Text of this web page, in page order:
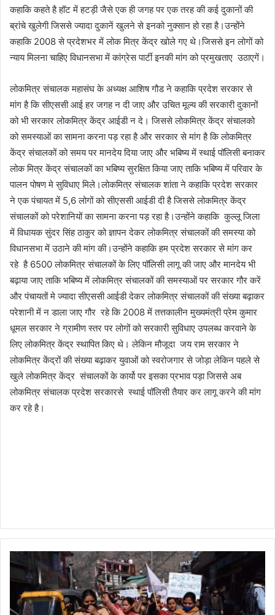
कहाकि कहते है हॉट में हटड़ी जैसे एक ही जगह पर एक तरह की कई दुकानों की
ब्रांचे खुलेगी जिससे ज्यादा दुकानें खुलने से इनको नुक्सान हो रहा है।उन्होंने
कहाकि 2008 से प्रदेशभर में लोक मित्र केंद्र खोले गए थे।जिससे इन लोगों को
न्याय मिलना चाहिए विधानसभा में कांग्रेस पार्टी इनकी मांग को प्रमुखताए उठाएगें।
लोकमित्र संचालक महासंघ के अध्यक्ष आशिष गौड ने कहाकि प्रदेश सरकार से
मांग है कि सीएससी आई हर जगह न दी जाए और उचित मूल्य की सरकारी दुकानों
को भी सरकार लोकमित्र केंद्र आईडी न दे। जिससे लोकमित्र केंद्र संचालको
को समस्याओं का सामना करना पड़ रहा है और सरकार से मांग है कि लोकमित्र
केंद्र संचालकों को समय पर मानदेय दिया जाए और भबिष्य में स्थाई पॉलिसी बनाकर
लोक मित्र केंद्र संचालकों का भबिष्य सुरक्षित किया जाए ताकि भबिष्य में परिवार के
पालन पोषण मे सुविधाए मिले।लोकमित्र संचालक शांता ने कहाकि प्रदेश सरकार
ने एक पंचायत में 5,6 लोगों को सीएससी आईडी दी है जिससे लोकमित्र केंद्र
संचालकों को परेशानियों का सामना करना पड़ रहा है।उन्होंने कहाकि कुल्लू जिला
में विधायक सुंदर सिंह ठाकुर को ज्ञापन देकर लोकमित्र संचालकों की समस्या को
विधानसभा में उठाने की मांग की।उन्होंने कहाकि हम प्रदेश सरकार से मांग कर
रहे है 6500 लोकमित्र संचालकों के लिए पॉलिसी लागू की जाए और मानदेय भी
बढ़ाया जाए ताकि भबिष्य में लोकमित्र संचालकों की समस्याओं पर सरकार गौर करें
और पंचायतों मे ज्यादा सीएससी आईडी देकर लोकमित्र संचालकों की संख्या बढ़ाकर
परेशानी में न डाला जाए गौर रहे कि 2008 में तत्तकालीन मुख्यमंत्री प्रेम कुमार
धूमल सरकार ने ग्रामीण स्तर पर लोगों को सरकारी सुविधाए उपलब्ध करवाने के
लिए लोकमित्र केंद्र स्थापित किए थे। लेकिन मौजूदा जय राम सरकार ने
लोकमित्र केंद्रों की संख्या बढ़ाकर युवाओं को स्वरोजगार से जोड़ा लेकिन पहले से
खुले लोकमित्र केंद्र संचालकों के कार्यो पर इसका प्रभाव पड़ा जिससे अब
लोकमित्र संचालक प्रदेश सरकारसे स्थाई पॉलिसी तैयार कर लागू करने की मांग
कर रहे है।